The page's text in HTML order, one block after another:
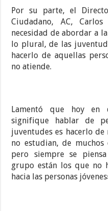
Por su parte, el
Ciudadano, AC,
necesidad de abordar a
lo plural, de las
hacerlo de aquellas
no atiende.
Lamentó que hoy en
signifique hablar de
juventudes es hacerlo
no estudian, de
pero siempre se
grupo están los que no
hacia las personas